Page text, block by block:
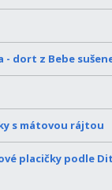
- dort z Bebe
s mátovou rájtou
placičky podle